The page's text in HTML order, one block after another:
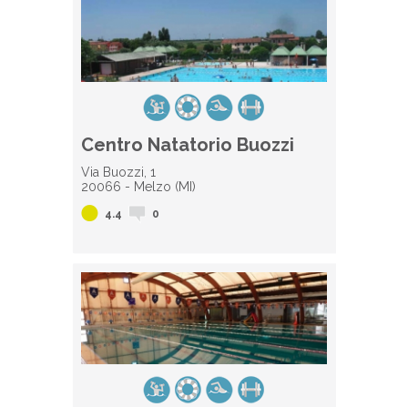
Centro Natatorio Buozzi
Via Buozzi, 1
20066 - Melzo (MI)
4.4 0